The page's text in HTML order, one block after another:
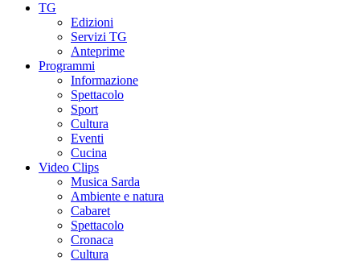
TG
Edizioni
Servizi TG
Anteprime
Programmi
Informazione
Spettacolo
Sport
Cultura
Eventi
Cucina
Video Clips
Musica Sarda
Ambiente e natura
Cabaret
Spettacolo
Cronaca
Cultura